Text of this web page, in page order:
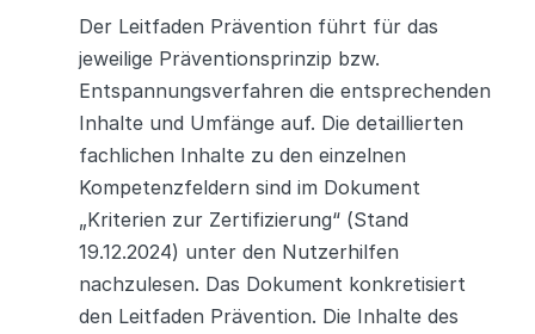
R
I
E
N
Der Leitfaden Prävention führt für das
jeweilige Präventionsprinzip bzw.
Entspannungsverfahren die entsprechenden
Inhalte und Umfänge auf. Die detaillierten
fachlichen Inhalte zu den einzelnen
Kompetenzfeldern sind im Dokument
„Kriterien zur Zertifizierung“ (Stand
19.12.2024) unter den Nutzerhilfen
nachzulesen. Das Dokument konkretisiert
den Leitfaden Prävention. Die Inhalte des